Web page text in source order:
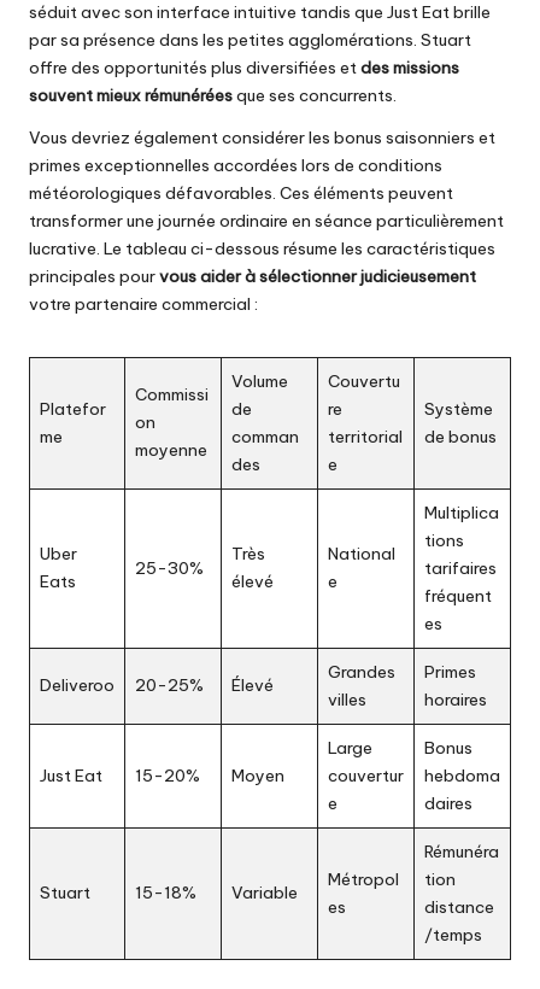
séduit avec son interface intuitive tandis que Just Eat brille
par sa présence dans les petites agglomérations. Stuart
offre des opportunités plus diversifiées etdes missions
souvent mieux rémunéréesque ses concurrents.
Vous devriez également considérer les bonus saisonniers et
primes exceptionnelles accordées lors de conditions
météorologiques défavorables. Ces éléments peuvent
transformer une journée ordinaire en séance particulièrement
lucrative. Le tableau ci-dessous résume les caractéristiques
principales pourvous aider à sélectionner judicieusement
votre partenaire commercial :
Platefor
me
Commissi
on
moyenne
Volume
de
comman
des
Couvertu
re
territorial
e
Système
de bonus
Uber
Eats
25-30%
Très
élevé
National
e
Multiplica
tions
tarifaires
fréquent
es
Deliveroo 20-25% Élevé
Grandes
villes
Primes
horaires
Just Eat 15-20% Moyen
Large
couvertur
e
Bonus
hebdoma
daires
Stuart 15-18% Variable
Métropol
es
Rémunéra
tion
distance
/temps